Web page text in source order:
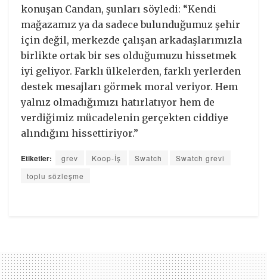
konuşan Candan, şunları söyledi: “Kendi
mağazamız ya da sadece bulunduğumuz şehir
için değil, merkezde çalışan arkadaşlarımızla
birlikte ortak bir ses olduğumuzu hissetmek
iyi geliyor. Farklı ülkelerden, farklı yerlerden
destek mesajları görmek moral veriyor. Hem
yalnız olmadığımızı hatırlatıyor hem de
verdiğimiz mücadelenin gerçekten ciddiye
alındığını hissettiriyor.”
Etiketler: grev Koop-İş Swatch
Swatch grevi
toplu sözleşme